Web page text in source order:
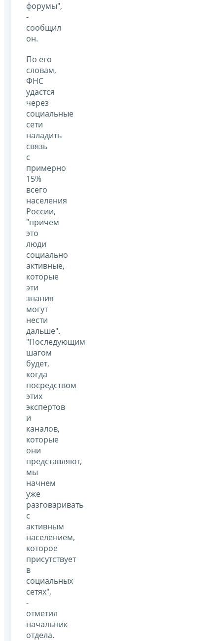
форумы",
-
сообщил
он.
По его
словам,
ФНС
удастся
через
социальные
сети
наладить
связь
с
примерно
15%
всего
населения
России,
"причем
это
люди
социально
активные,
которые
эти
знания
могут
нести
дальше".
"Последующим
шагом
будет,
когда
посредством
этих
экспертов
и
каналов,
которые
они
представляют,
мы
начнем
уже
разговаривать
с
активным
населением,
которое
присутствует
в
социальных
сетях",
-
отметил
начальник
отдела.